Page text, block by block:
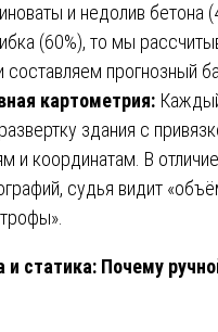
и недолив бетона
(60%), то мы
составляем прогнозный
картометрия:
здания с
и координатам. В
судья видит
и статика: Почему